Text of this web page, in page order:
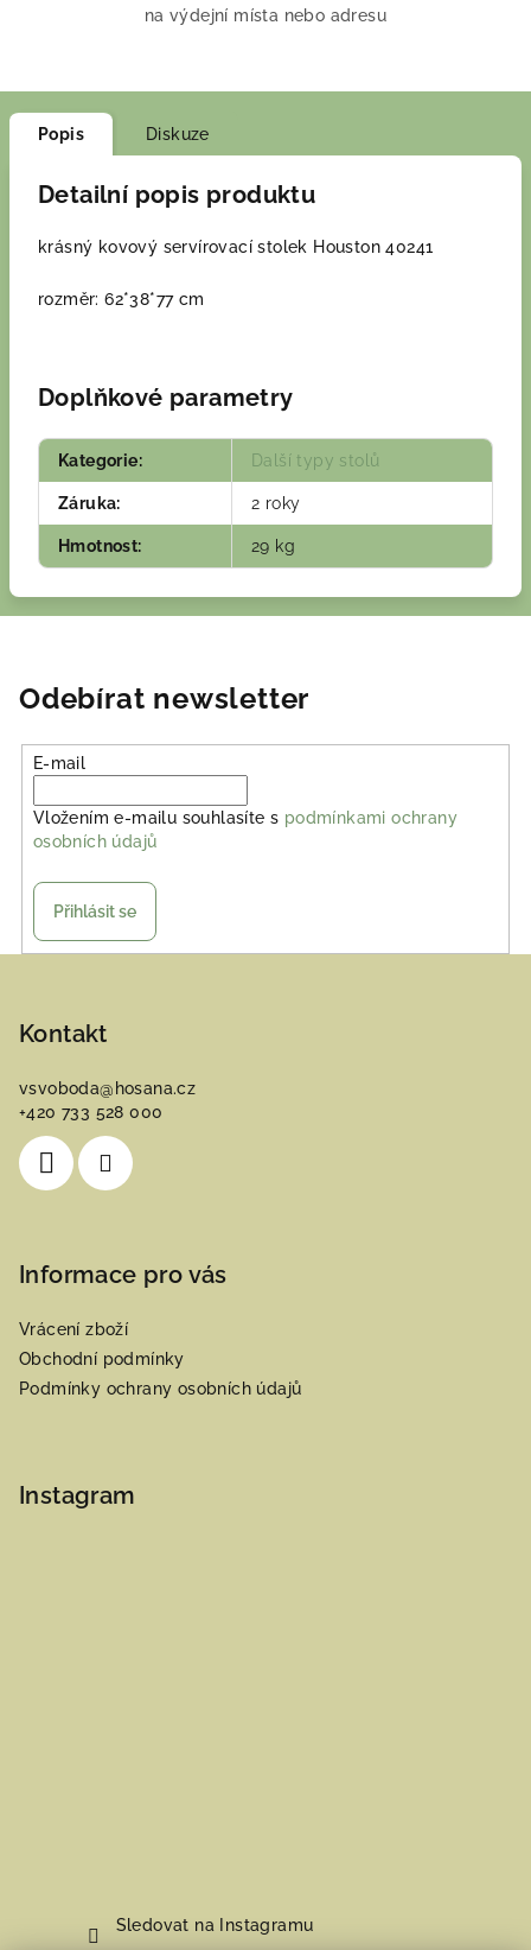
na výdejní místa nebo adresu
Popis Diskuze
Detailní popis produktu
krásný kovový servírovací stolek Houston 40241
rozměr: 62*38*77 cm
Doplňkové parametry
Kategorie: Další typy stolů
Záruka: 2 roky
Hmotnost: 29 kg
Odebírat newsletter
E-mail
Vložením e-mailu souhlasíte s podmínkami ochrany
osobních údajů
Přihlásit se
Kontakt
vsvoboda@ hosana.cz
+420 733 528 000
Informace pro vás
Vrácení zboží
Obchodní podmínky
Podmínky ochrany osobních údajů
Instagram
Sledovat na Instagramu